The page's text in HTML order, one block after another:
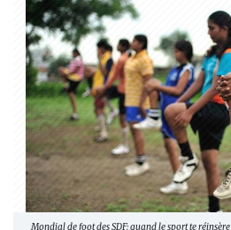
Mondial de foot des SDF: quand le sport te réinsère